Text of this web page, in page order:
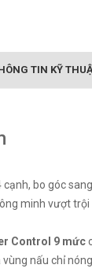
TIN KỸ
cạnh, bo góc
minh vượt trội
Control 9 mức
nấu chỉ
343
4.000.000 ₫
5.500.000₫